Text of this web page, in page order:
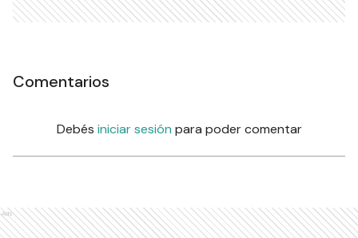
Comentarios
Debés iniciar sesión para poder comentar
Ads